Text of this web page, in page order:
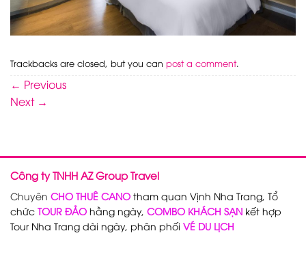
Trackbacks are closed, but you can post a comment.
← Previous
Next →
Công ty TNHH AZ Group Travel
Chuyên CHO THUÊ CANO tham quan Vịnh Nha Trang, Tổ
chức TOUR ĐẢO hằng ngày, COMBO KHÁCH SẠN kết hợp
Tour Nha Trang dài ngày, phân phối VÉ DU LỊCH